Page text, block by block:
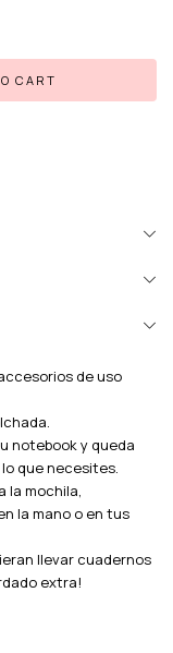
de uso
notebook y queda
que necesites.
la mochila,
la mano o en tus
llevar cuadernos
extra!